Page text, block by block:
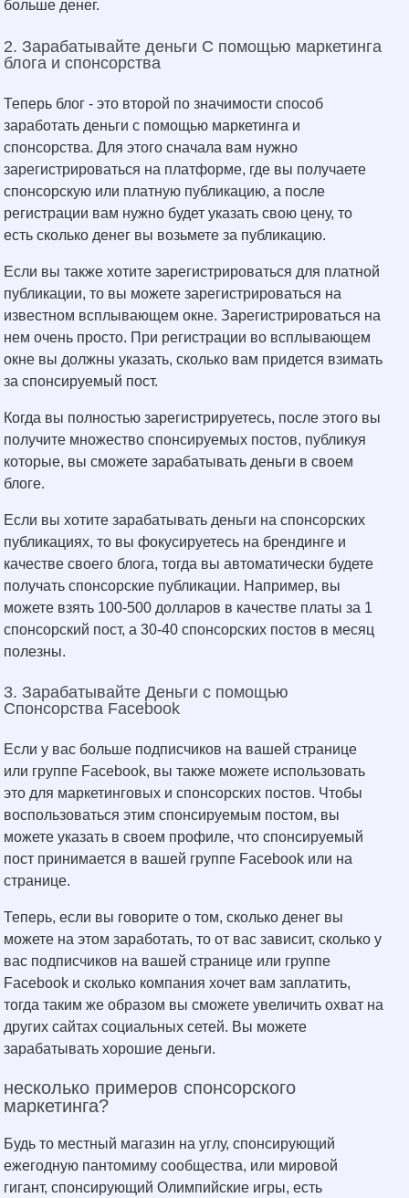
больше денег.
2. Зарабатывайте деньги С помощью маркетинга
блога и спонсорства
Теперь блог - это второй по значимости способ
заработать деньги с помощью маркетинга и
спонсорства. Для этого сначала вам нужно
зарегистрироваться на платформе, где вы получаете
спонсорскую или платную публикацию, а после
регистрации вам нужно будет указать свою цену, то
есть сколько денег вы возьмете за публикацию.
Если вы также хотите зарегистрироваться для платной
публикации, то вы можете зарегистрироваться на
известном всплывающем окне. Зарегистрироваться на
нем очень просто. При регистрации во всплывающем
окне вы должны указать, сколько вам придется взимать
за спонсируемый пост.
Когда вы полностью зарегистрируетесь, после этого вы
получите множество спонсируемых постов, публикуя
которые, вы сможете зарабатывать деньги в своем
блоге.
Если вы хотите зарабатывать деньги на спонсорских
публикациях, то вы фокусируетесь на брендинге и
качестве своего блога, тогда вы автоматически будете
получать спонсорские публикации. Например, вы
можете взять 100-500 долларов в качестве платы за 1
спонсорский пост, а 30-40 спонсорских постов в месяц
полезны.
3. Зарабатывайте Деньги с помощью
Спонсорства Facebook
Если у вас больше подписчиков на вашей странице
или группе Facebook, вы также можете использовать
это для маркетинговых и спонсорских постов. Чтобы
воспользоваться этим спонсируемым постом, вы
можете указать в своем профиле, что спонсируемый
пост принимается в вашей группе Facebook или на
странице.
Теперь, если вы говорите о том, сколько денег вы
можете на этом заработать, то от вас зависит, сколько у
вас подписчиков на вашей странице или группе
Facebook и сколько компания хочет вам заплатить,
тогда таким же образом вы сможете увеличить охват на
других сайтах социальных сетей. Вы можете
зарабатывать хорошие деньги.
несколько примеров спонсорского
маркетинга?
Будь то местный магазин на углу, спонсирующий
ежегодную пантомиму сообщества, или мировой
гигант, спонсирующий Олимпийские игры, есть